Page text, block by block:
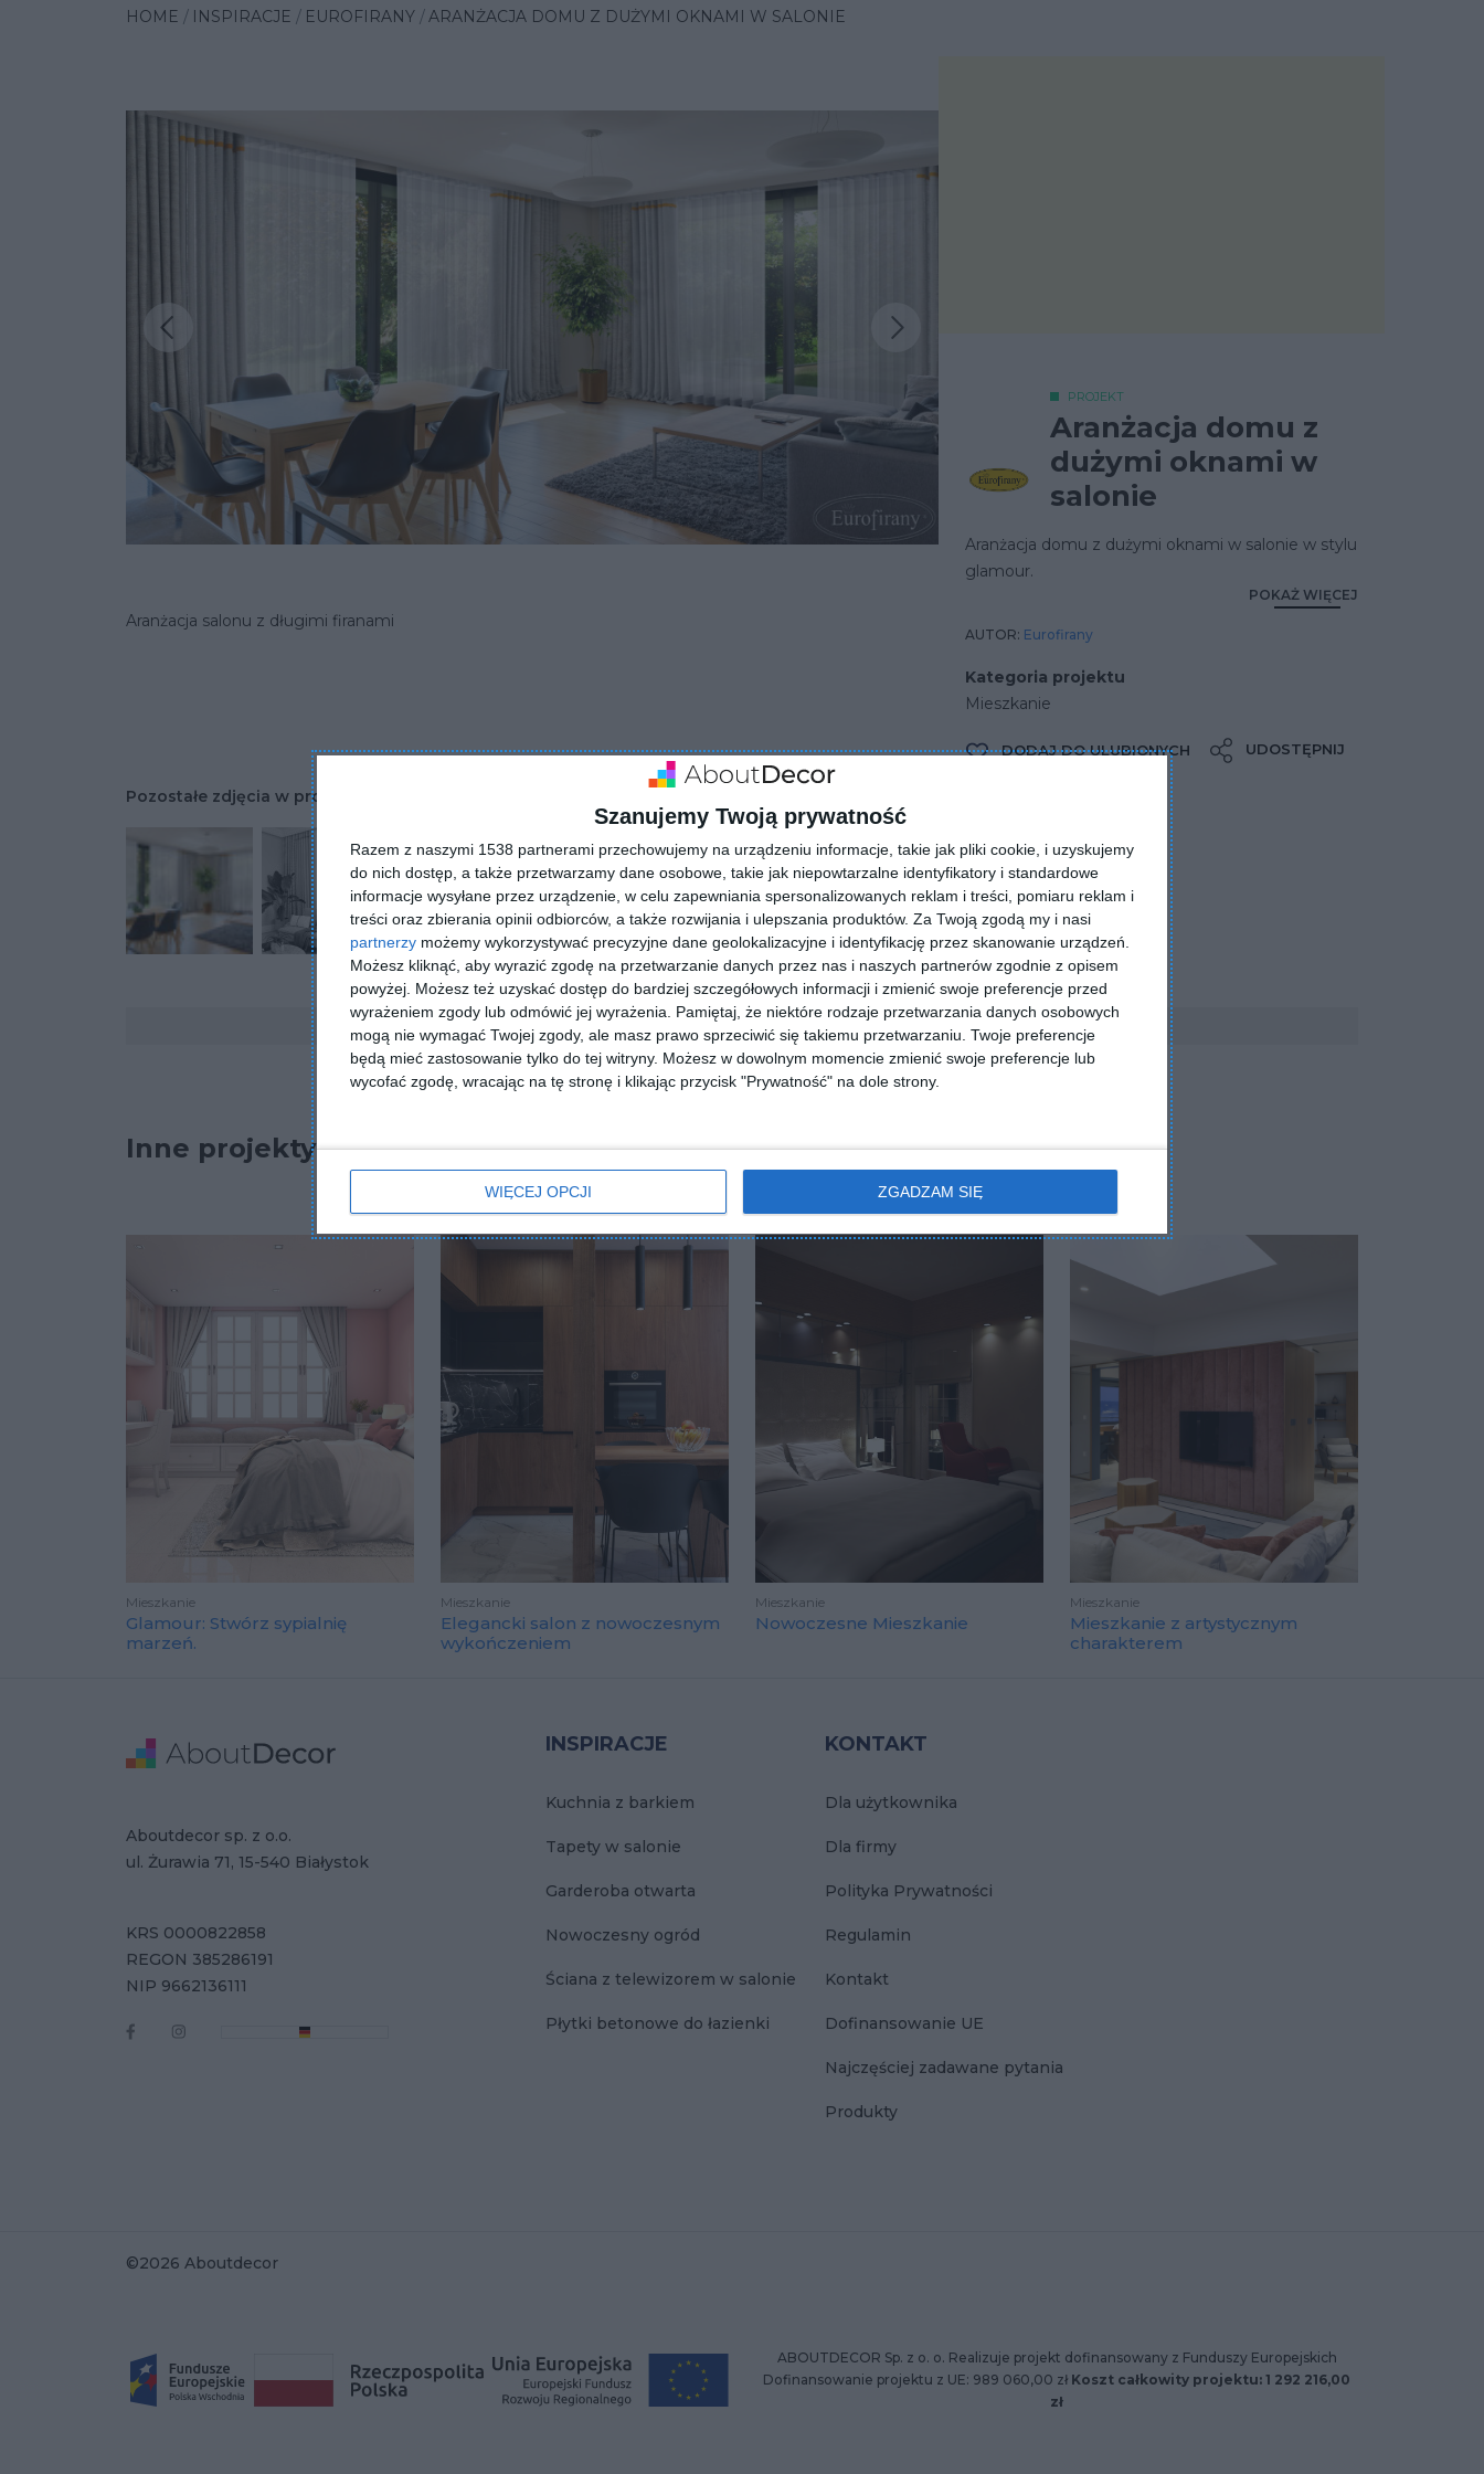
Szanujemy Twoją prywatność
Razem z naszymi 1538 partnerami przechowujemy na urządzeniu informacje, takie jak pliki cookie, i uzyskujemy
do nich dostęp, a także przetwarzamy dane osobowe, takie jak niepowtarzalne identyfikatory i standardowe
informacje wysyłane przez urządzenie, w celu zapewniania spersonalizowanych reklam i treści, pomiaru reklam i
treści oraz zbierania opinii odbiorców, a także rozwijania i ulepszania produktów. Za Twoją zgodą my i nasi
partnerzy możemy wykorzystywać precyzyjne dane geolokalizacyjne i identyfikację przez skanowanie urządzeń.
Możesz kliknąć, aby wyrazić zgodę na przetwarzanie danych przez nas i naszych partnerów zgodnie z opisem
powyżej. Możesz też uzyskać dostęp do bardziej szczegółowych informacji i zmienić swoje preferencje przed
wyrażeniem zgody lub odmówić jej wyrażenia.
Pamiętaj, że niektóre rodzaje przetwarzania danych osobowych
mogą nie wymagać Twojej zgody, ale masz prawo sprzeciwić się takiemu przetwarzaniu. Twoje preferencje
będą mieć zastosowanie tylko do tej witryny. Możesz w dowolnym momencie zmienić swoje preferencje lub
wycofać zgodę, wracając na tę stronę i klikając przycisk "Prywatność" na dole strony.
WIĘCEJ OPCJI ZGADZAM SIĘ
HOME INSPIRACJE EUROFIRANY ARANŻACJA DOMU Z DUŻYMI OKNAMI W SALONIE
Poprzednia inspiracjaNastępna inspiracja
Aranżacja salonu z długimi firanami
PROJEKT
Aranżacja domu z
dużymi oknami w
salonie
Aranżacja domu z dużymi oknami w salonie w stylu
glamour.
POKAŻ WIĘCEJ
AUTOR: Eurofirany
Kategoria projektu
Mieszkanie
DODAJ DO ULUBIONYCH UDOSTĘPNIJ
Pozostałe zdjęcia w projekcie:
ZADAJ PYTANIE
Inne projekty
Mieszkanie
Glamour: Stwórz sypialnię
marzeń.
Mieszkanie
Elegancki salon z nowoczesnym
wykończeniem
Mieszkanie
Nowoczesne Mieszkanie
Mieszkanie
Mieszkanie z artystycznym
charakterem
INSPIRACJE
Kuchnia z barkiem
Tapety w salonie
Garderoba otwarta
Nowoczesny ogród
Ściana z telewizorem w salonie
Płytki betonowe do łazienki
KONTAKT
Dla użytkownika
Dla firmy
Polityka Prywatności
Regulamin
Kontakt
Dofinansowanie UE
Najczęściej zadawane pytania
Produkty
Adres
Aboutdecor sp. z o.o.
ul. Żurawia 71, 15-540 Białystok
Dane Firmy
KRS 0000822858
REGON 385286191
NIP 9662136111
©2026 Aboutdecor
ABOUTDECOR Sp. z o. o. Realizuje projekt dofinansowany z Funduszy Europejskich
Dofinansowanie projektu z UE: 989 060,00 zł Koszt całkowity projektu: 1 292 216,00
zł